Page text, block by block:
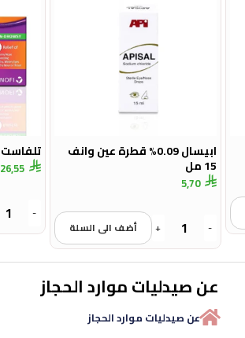
ابيسال 0.09% قطرة عين وانف
15 مل
5,70
-
+ أضف الى السلة
تلفاست 120 مجم 15 قرص
26,55
-
عن صيدليات موارد الحجاز
عن صيدليات موارد الحجاز